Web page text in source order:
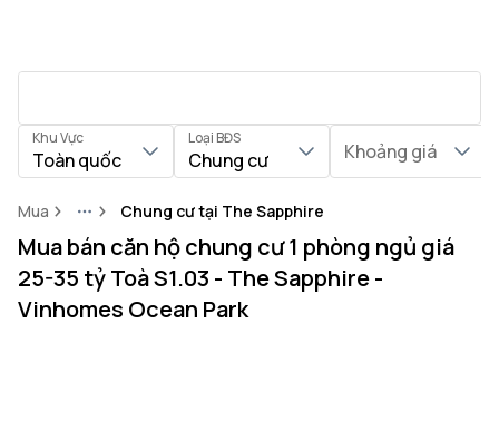
Khu Vực
Toàn quốc
Loại BĐS
Chung cư Khoảng giá
Mua MoreChung cư tại The Sapphire
Mua bán căn hộ chung cư 1 phòng ngủ giá
25-35 tỷ Toà S1.03 - The Sapphire -
Vinhomes Ocean Park